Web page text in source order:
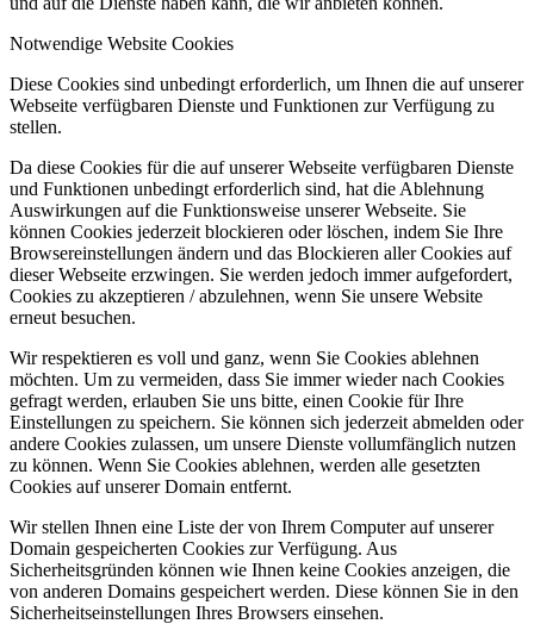
Notwendige Website Cookies
Diese Cookies sind unbedingt erforderlich, um Ihnen die auf unserer
Webseite verfügbaren Dienste und Funktionen zur Verfügung zu
stellen.
Da diese Cookies für die auf unserer Webseite verfügbaren Dienste
und Funktionen unbedingt erforderlich sind, hat die Ablehnung
Auswirkungen auf die Funktionsweise unserer Webseite. Sie
können Cookies jederzeit blockieren oder löschen, indem Sie Ihre
Browsereinstellungen ändern und das Blockieren aller Cookies auf
dieser Webseite erzwingen. Sie werden jedoch immer aufgefordert,
Cookies zu akzeptieren / abzulehnen, wenn Sie unsere Website
erneut besuchen.
Wir respektieren es voll und ganz, wenn Sie Cookies ablehnen
möchten. Um zu vermeiden, dass Sie immer wieder nach Cookies
gefragt werden, erlauben Sie uns bitte, einen Cookie für Ihre
Einstellungen zu speichern. Sie können sich jederzeit abmelden oder
andere Cookies zulassen, um unsere Dienste vollumfänglich nutzen
zu können. Wenn Sie Cookies ablehnen, werden alle gesetzten
Cookies auf unserer Domain entfernt.
Wir stellen Ihnen eine Liste der von Ihrem Computer auf unserer
Domain gespeicherten Cookies zur Verfügung. Aus
Sicherheitsgründen können wie Ihnen keine Cookies anzeigen, die
von anderen Domains gespeichert werden. Diese können Sie in den
Sicherheitseinstellungen Ihres Browsers einsehen.